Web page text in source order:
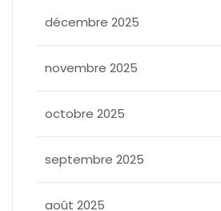
décembre 2025
novembre 2025
octobre 2025
septembre 2025
août 2025